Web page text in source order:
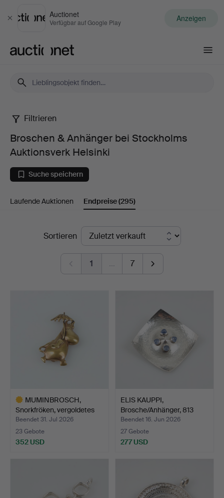
Schließen
Auctionet
Verfügbar auf Google Play Anzeigen
Broschen
Anhänger
bei
Auktionsverk
Filtrieren
Broschen & Anhänger bei Stockholms
Auktionsverk Helsinki
Suche speichern
Laufende Auktionen Endpreise(295)
EndpreiseSortieren
1 … 7
MUMINBROSCH,
Snorkfröken, vergoldetes
Mess…
Beendet 31. Jul 2026
23 Gebote
352 USD
ELIS KAUPPI,
Brosche/Anhänger, 813
Silber,…
Beendet 16. Jun 2026
27 Gebote
277 USD